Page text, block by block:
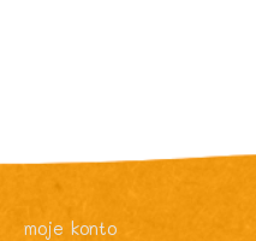
moje konto